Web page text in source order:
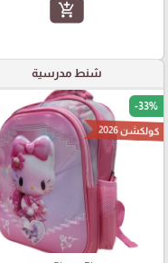
add_shopping_cart
شنط مدرسية
-33%
كولكشن 2026